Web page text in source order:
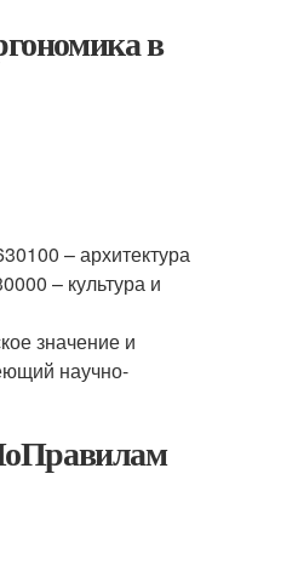
в
– архитектура
– культура и
значение и
научно-